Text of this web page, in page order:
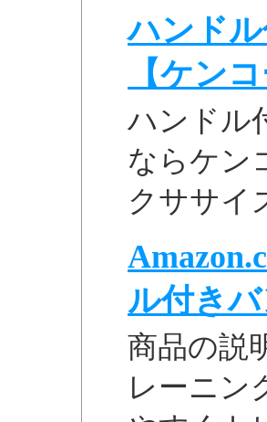
ハンド
【ケン
ハンドル
ならケン
クササイ
ル付きバ
商品の説
レーニン